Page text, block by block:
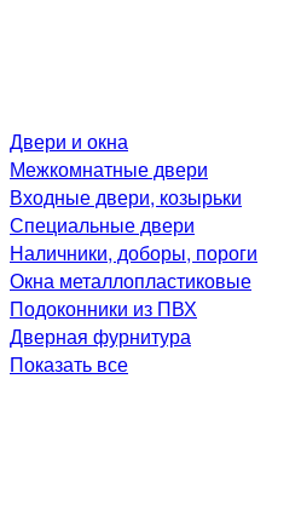
Двери и окна
Межкомнатные двери
Входные двери, козырьки
Специальные двери
Наличники, доборы, пороги
Окна металлопластиковые
Подоконники из ПВХ
Дверная фурнитура
Показать все